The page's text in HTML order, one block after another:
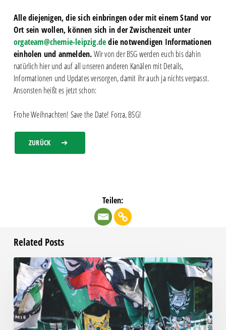
Alle diejenigen, die sich einbringen oder mit einem Stand vor
Ort sein wollen, können sich in der Zwischenzeit unter
orgateam@chemie-leipzig.dedie notwendigen Informationen
einholen und anmelden.Wir von der BSG werden euch bis dahin
natürlich hier und auf all unseren anderen Kanälen mit Details,
Informationen und Updates versorgen, damit ihr auch ja nichts verpasst.
Ansonsten heißt es jetzt schon:
Frohe Weihnachten! Save the Date! Forza, BSG!
ZURÜCK
Teilen:
Related Posts
Faninfo
zum
Auswärtsspiel
beim
RSV
Eintracht